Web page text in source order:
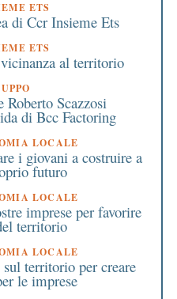
ETS
di Ccr Insieme Ets
ETS
al territorio
Roberto Scazzosi
di Bcc Factoring
LOCALE
i giovani a costruire a
futuro
LOCALE
imprese per favorire
territorio
LOCALE
territorio per creare
le imprese